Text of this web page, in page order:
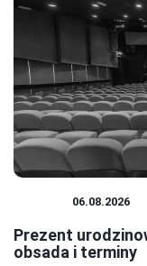
06.08.2026
Prezent
obsada i terminy